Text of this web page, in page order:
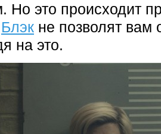
Но это происходит
Блэк не позволят вам
на это.